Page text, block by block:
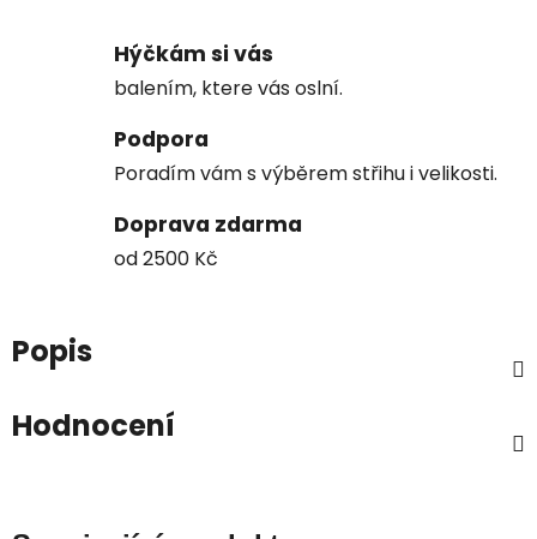
Hýčkám si vás
balením, ktere vás oslní.
Podpora
Poradím vám s výběrem střihu i velikosti.
Doprava zdarma
od 2500 Kč
Popis
Hodnocení